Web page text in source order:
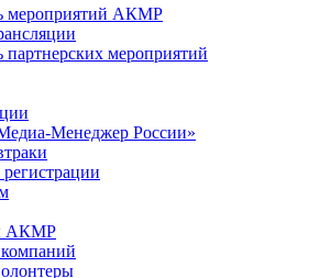
мероприятий АКМР
партнерских мероприятий
Менеджер России»
АКМР